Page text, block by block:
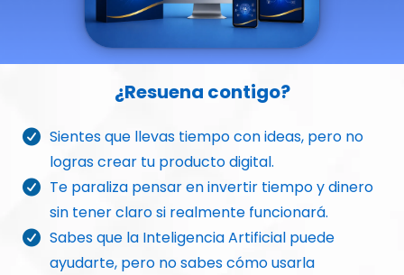
¿Resuena contigo?
Sientes que llevas tiempo con ideas, pero no
logras crear tu producto digital.
Te paraliza pensar en invertir tiempo y dinero
sin tener claro si realmente funcionará.
Sabes que la Inteligencia Artificial puede
ayudarte, pero no sabes cómo usarla